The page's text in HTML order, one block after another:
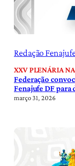
Redação
XXV PLENÁRIA
Federação
Fenajufe DF
março 31, 2026